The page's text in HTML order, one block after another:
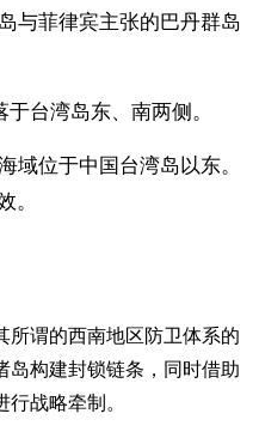
与菲律宾主张的巴丹群岛
台湾岛东、南两侧。
域位于中国台湾岛以东。
。
所谓的西南地区防卫体系的
岛构建封锁链条，同时借助
战略牵制。